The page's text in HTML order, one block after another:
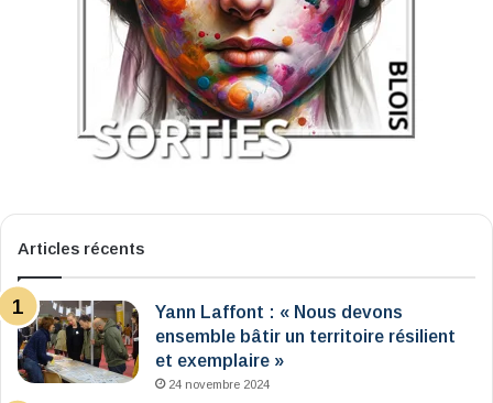
Articles récents
Yann Laffont : « Nous devons
ensemble bâtir un territoire résilient
et exemplaire »
24 novembre 2024